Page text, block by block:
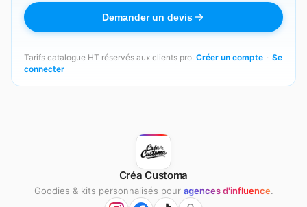
Demander un devis
Tarifs catalogue HT réservés aux clients pro. Créer un compte · Se
connecter
Créa Customa
Goodies & kits personnalisés pour agences d'influence.